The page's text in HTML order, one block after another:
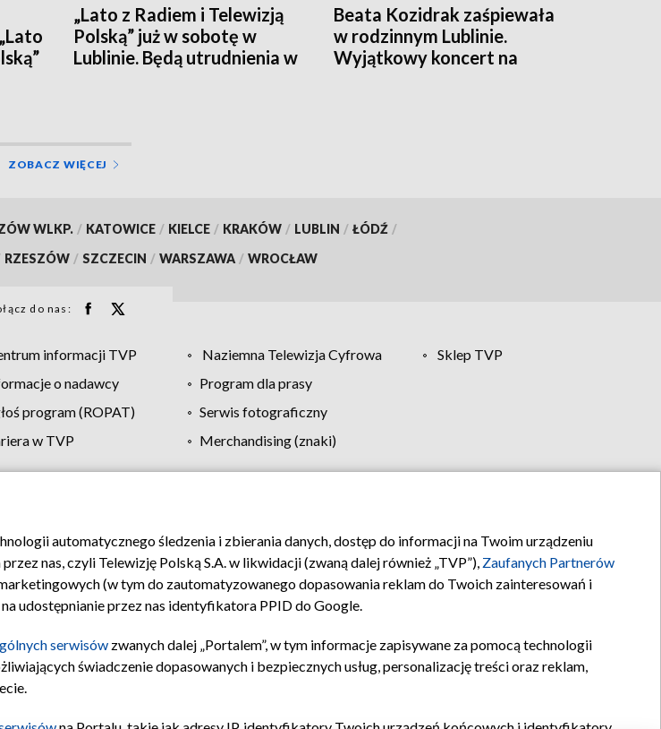
„Lato z Radiem i Telewizją
Polską” już w sobotę w
Lublinie. Będą utrudnienia w
Beata Kozidrak zaśpiewała
w rodzinnym Lublinie.
Wyjątkowy koncert na
ZOBACZ WIĘCEJ
WLKP. / KATOWICE / KIELCE / KRAKÓW / LUBLIN / ŁÓDŹ /
RZESZÓW / SZCZECIN / WARSZAWA / WROCŁAW
do nas:
informacji TVP Naziemna Telewizja Cyfrowa
Sklep TVP
o nadawcy
Program dla prasy
program (ROPAT)
Serwis fotograficzny
w TVP
Merchandising (znaki)
Moje zgody Pomoc Biuro reklamy Kontakt
automatycznego śledzenia i zbierania danych, dostęp do informacji na Twoim urządzeniu
nas, czyli Telewizję Polską S.A. w likwidacji (zwaną dalej również „TVP”), Zaufanych Partnerów
(w tym do zautomatyzowanego dopasowania reklam do Twoich zainteresowań i
udostępnianie przez nas identyfikatora PPID do Google.
serwisów zwanych dalej „Portalem”, w tym informacje zapisywane za pomocą technologii
świadczenie dopasowanych i bezpiecznych usług, personalizację treści oraz reklam,